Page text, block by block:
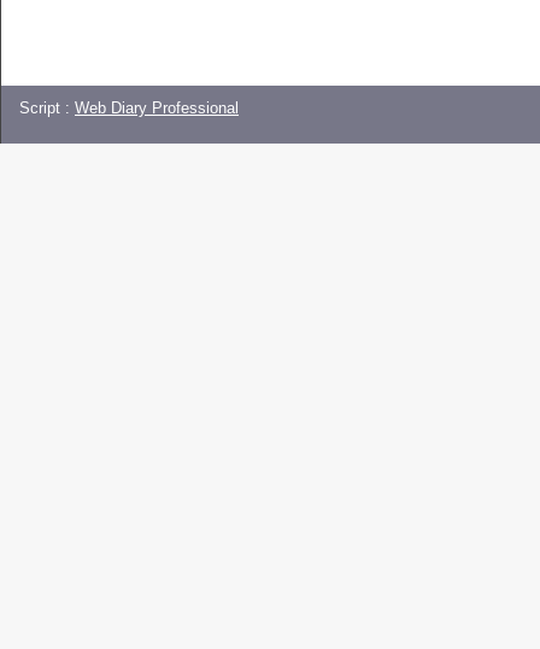
Script : Web Diary Professional